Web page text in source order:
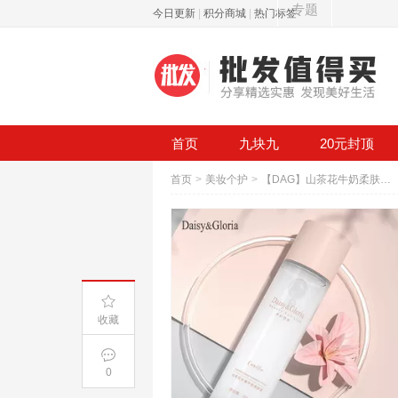
今日更新 积分商城 热门标签
首页 九块九 20元封顶
首页 > 美妆个护 > 【DAG】山茶花牛奶柔肤液水乳套装
收藏
0
专题